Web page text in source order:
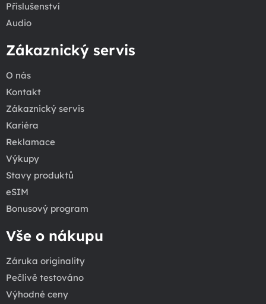
Příslušenství
Audio
Zákaznický servis
O nás
Kontakt
Zákaznický servis
Kariéra
Reklamace
Výkupy
Stavy produktů
eSIM
Bonusový program
Vše o nákupu
Záruka originality
Pečlivě testováno
Výhodné ceny